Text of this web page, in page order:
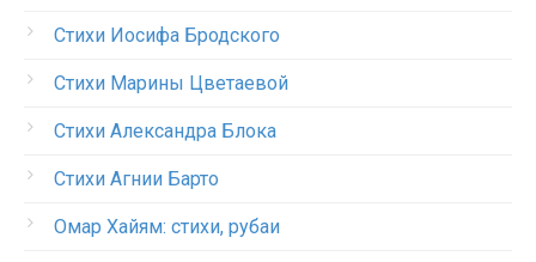
Стихи Иосифа Бродского
Стихи Марины Цветаевой
Стихи Александра Блока
Стихи Агнии Барто
Омар Хайям: стихи, рубаи